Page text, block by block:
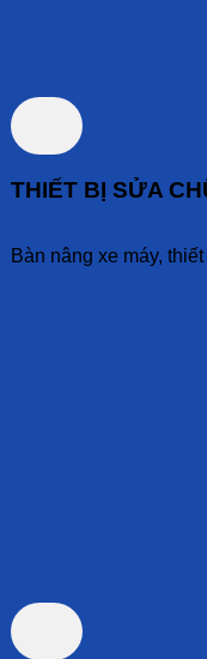
THIẾT BỊ SỬA
Bàn nâng xe máy,